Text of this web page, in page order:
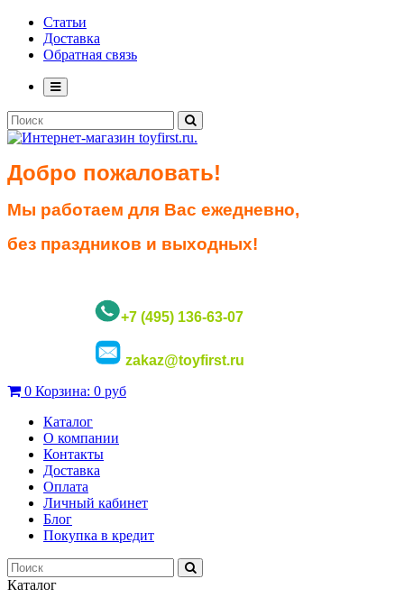
Статьи
Доставка
Обратная связь
Добро пожаловать!
Мы работаем для Вас ежедневно,
без праздников и выходных!
+7 (495) 136-63-07
zakaz@toyfirst.ru
0 Корзина: 0 руб
Каталог
О компании
Контакты
Доставка
Оплата
Личный кабинет
Блог
Покупка в кредит
Каталог